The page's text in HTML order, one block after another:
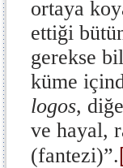
ortaya
ettiği
gerekse
küme
logos,
ve hayal,
(fantezi)”.